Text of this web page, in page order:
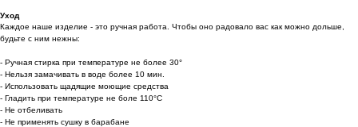
Уход
Каждое наше изделие - это ручная работа. Чтобы оно радовало вас как можно дольше,
будьте с ним нежны:
- Ручная стирка при температуре не более 30°
- Нельзя замачивать в воде более 10 мин.
- Использовать щадящие моющие средства
- Гладить при температуре не боле 110°С
- Не отбеливать
- Не применять сушку в барабане